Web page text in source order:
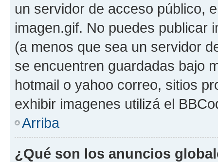
un servidor de acceso público,
imagen.gif. No puedes publicar
(a menos que sea un servidor
se encuentren guardadas bajo
hotmail o yahoo correo, sitios
exhibir imagenes utilizá el
Arriba
¿Qué son los anuncios